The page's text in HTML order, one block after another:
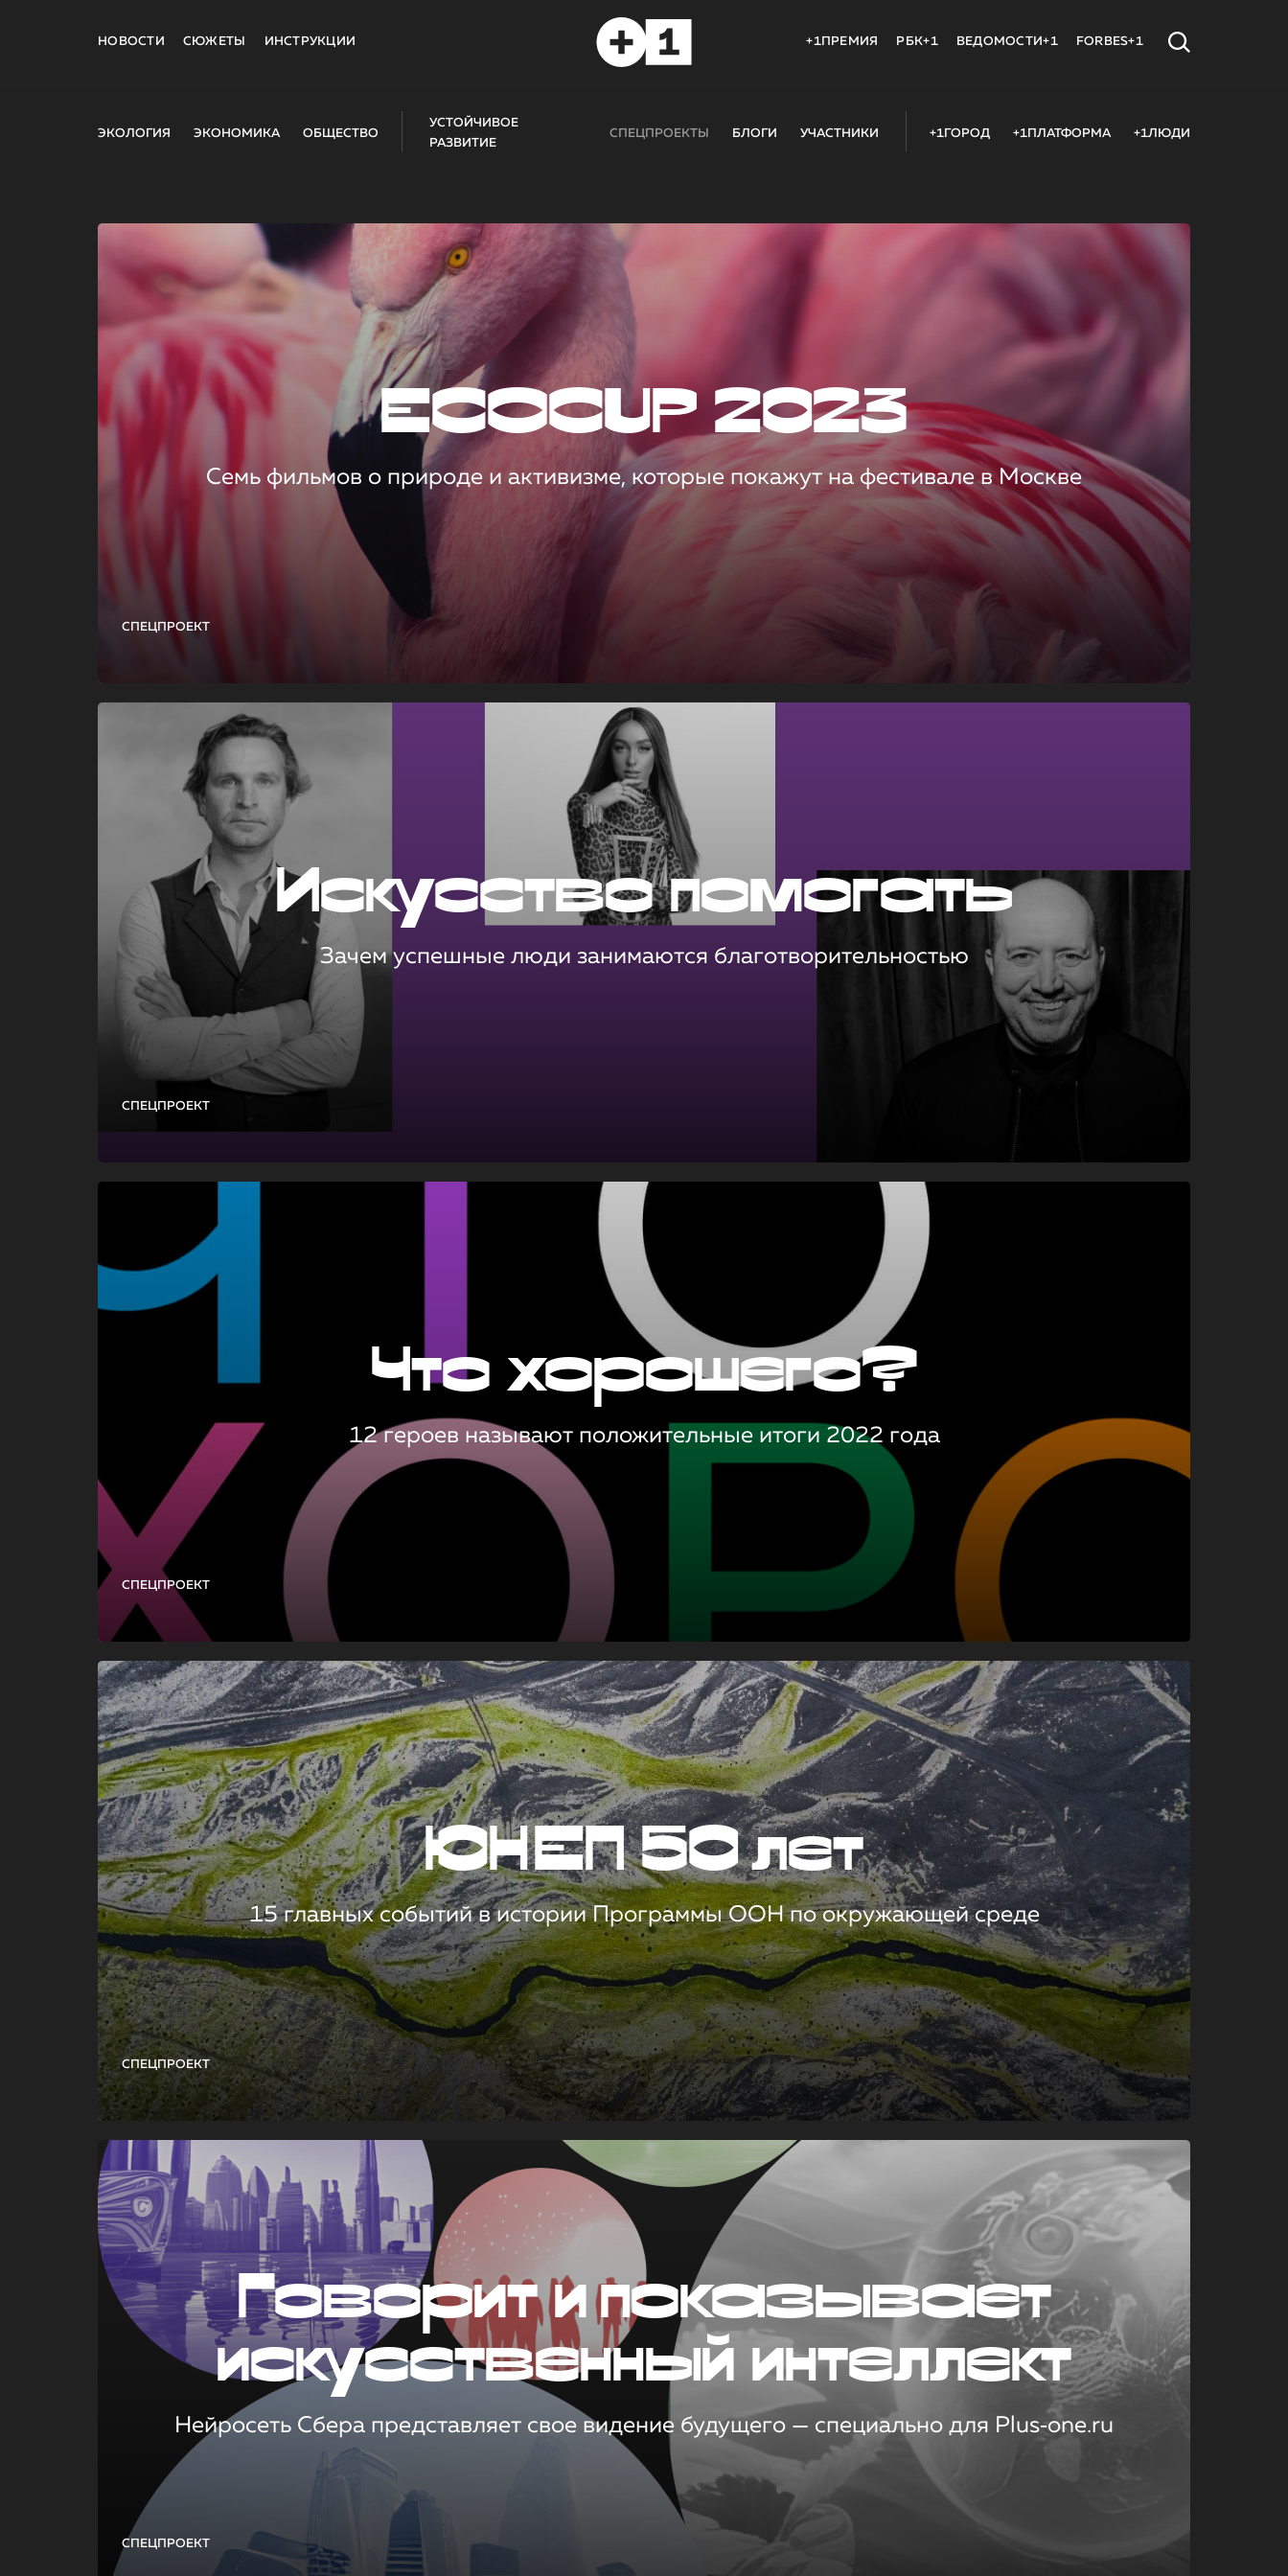
НОВОСТИ СЮЖЕТЫ ИНСТРУКЦИИ +1ПРЕМИЯ РБК+1 ВЕДОМОСТИ+1 FORBES+1
ЭКОЛОГИЯ ЭКОНОМИКА ОБЩЕСТВО
УСТОЙЧИВОЕ
РАЗВИТИЕ
СПЕЦПРОЕКТЫ БЛОГИ УЧАСТНИКИ +1ГОРОД +1ПЛАТФОРМА +1ЛЮДИ
СПЕЦПРОЕКТ
ECOCUP 2023
Семь фильмов о природе и активизме, которые покажут на фестивале в Москве
СПЕЦПРОЕКТ
Искусство помогать
Зачем успешные люди занимаются благотворительностью
СПЕЦПРОЕКТ
Что хорошего?
12 героев называют положительные итоги 2022 года
СПЕЦПРОЕКТ
ЮНЕП 50 лет
15 главных событий в истории Программы ООН по окружающей среде
СПЕЦПРОЕКТ
Говорит и показывает
искусственный интеллект
Нейросеть Сбера представляет свое видение будущего — специально для Plus‑one.ru